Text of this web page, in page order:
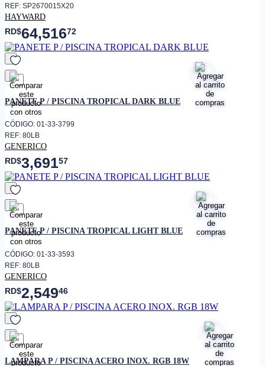
REF: SP2670015X20
HAYWARD
RD$64,51672
favorito
PANETE P / PISCINA TROPICAL DARK BLUE
CÓDIGO: 01-33-3799
REF: 80LB
GENERICO
RD$3,69157
favorito
PANETE P / PISCINA TROPICAL LIGHT BLUE
CÓDIGO: 01-33-3593
REF: 80LB
GENERICO
RD$2,54946
favorito
LAMPARA P / PISCINA ACERO INOX. RGB 18W